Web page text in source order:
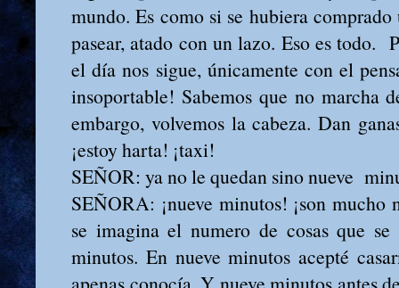
mundo. Es como si se hubiera
pasear, atado con un lazo. Eso es todo.
el día nos sigue, únicamente con el
insoportable! Sabemos que no marcha
embargo, volvemos la cabeza. Dan
¡estoy harta! ¡taxi!
SEÑOR: ya no le quedan sino nueve
SEÑORA: ¡nueve minutos! ¡son mucho
se imagina el numero de cosas que se
minutos. En nueve minutos acepté